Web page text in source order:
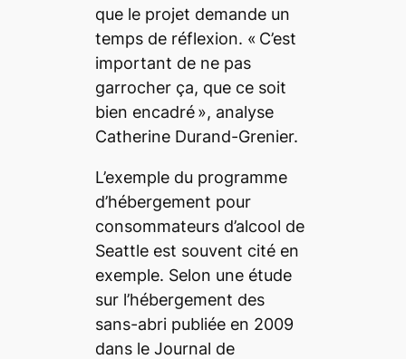
que le projet demande un
temps de réflexion. « C’est
important de ne pas
garrocher ça, que ce soit
bien encadré », analyse
Catherine Durand-Grenier.
L’exemple du programme
d’hébergement pour
consommateurs d’alcool de
Seattle est souvent cité en
exemple. Selon une étude
sur l’hébergement des
sans-abri publiée en 2009
dans le Journal de